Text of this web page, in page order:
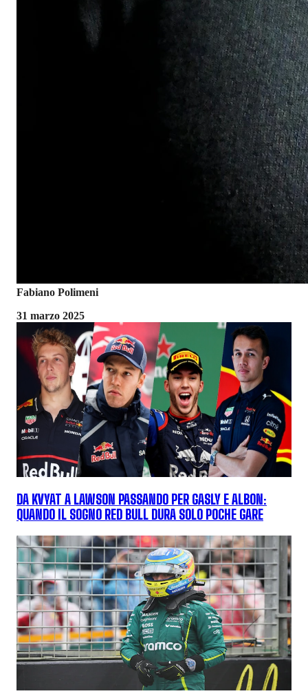
Fabiano Polimeni
31 marzo 2025
DA KVYAT A LAWSON PASSANDO PER GASLY E ALBON:
QUANDO IL SOGNO RED BULL DURA SOLO POCHE GARE